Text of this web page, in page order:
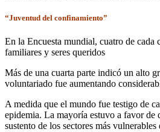
“Juventud del confinamiento”
En la Encuesta mundial, cuatro de cada
familiares y seres queridos
Más de una cuarta parte indicó un alto
voluntariado fue aumentando
A medida que el mundo fue testigo de
epidemia. La mayoría estuvo a favor de
sustento de los sectores más